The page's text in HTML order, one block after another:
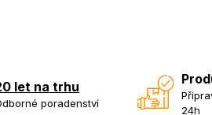
let na trhu
poradenství
24h